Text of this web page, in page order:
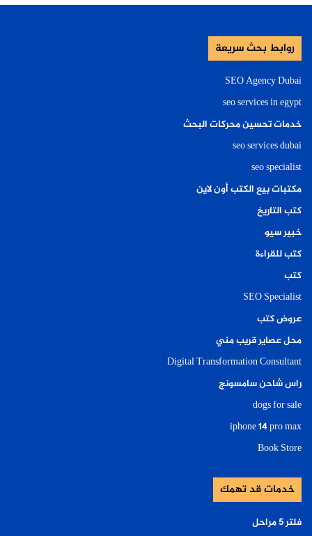
روابط بحث سريعة
SEO Agency Dubai
seo services in egypt
خدمات تحسين محركات البحث
seo services dubai
seo specialist
مكتبات بيع الكتب أون لاين
كتب التاريخ
خبير سيو
كتب للقراءة
كتب
SEO Specialist
عروض كتب
محل عصاير قريب مني
Digital Transformation Consultant
راس شاحن سامسونج
dogs for sale
iphone 14 pro max
Book Store
خدمات قد تهمك
فلتر ٥ مراحل